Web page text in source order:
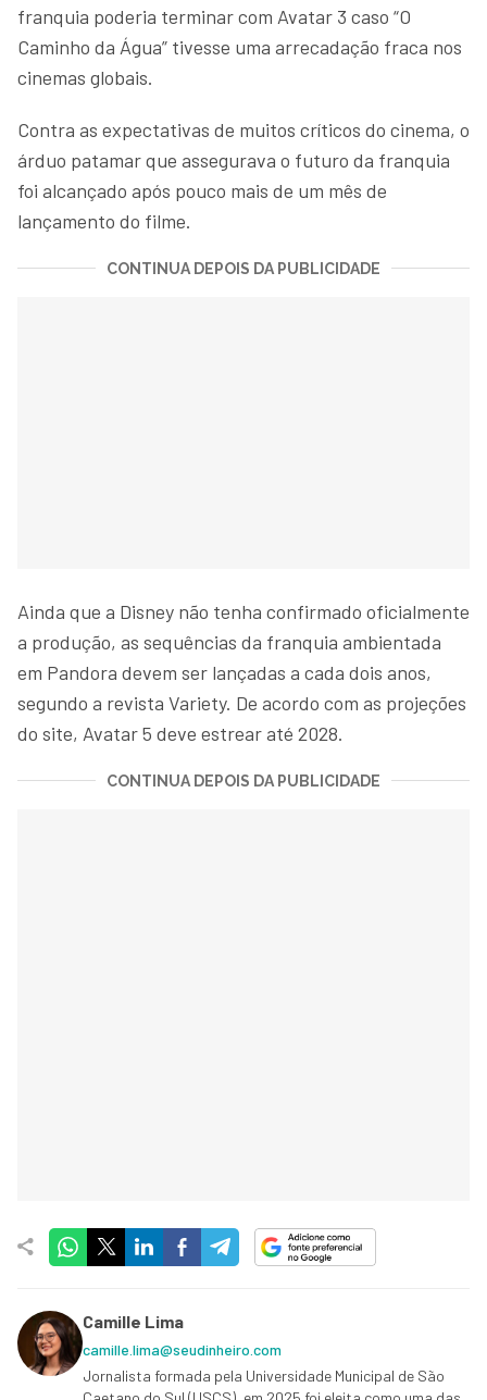
franquia poderia terminar com Avatar 3 caso “O
Caminho da Água” tivesse uma arrecadação fraca nos
cinemas globais.
Contra as expectativas de muitos críticos do cinema, o
árduo patamar que assegurava o futuro da franquia
foi alcançado após pouco mais de um mês de
lançamento do filme.
CONTINUA DEPOIS DA PUBLICIDADE
Ainda que a Disney não tenha confirmado oficialmente
a produção, as sequências da franquia ambientada
em Pandora devem ser lançadas a cada dois anos,
segundo a revista Variety. De acordo com as projeções
do site, Avatar 5 deve estrear até 2028.
CONTINUA DEPOIS DA PUBLICIDADE
Camille Lima
camille.lima@seudinheiro.com
Jornalista formada pela Universidade Municipal de São